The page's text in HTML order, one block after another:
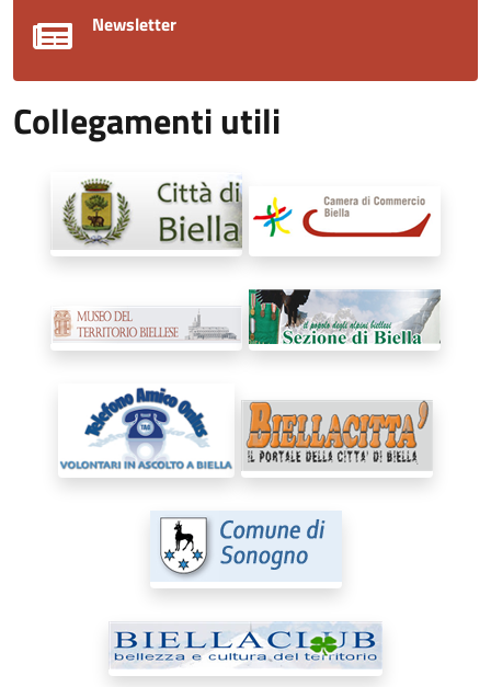
Newsletter
Collegamenti utili